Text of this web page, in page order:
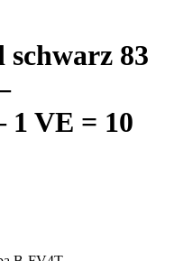
83
1 VE = 10